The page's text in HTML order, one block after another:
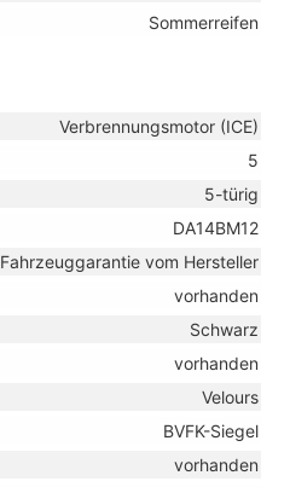
Sommerreifen
Verbrennungsmotor (ICE)
5
5-türig
DA14BM12
Fahrzeuggarantie vom Hersteller
vorhanden
Schwarz
vorhanden
Velours
BVFK-Siegel
vorhanden